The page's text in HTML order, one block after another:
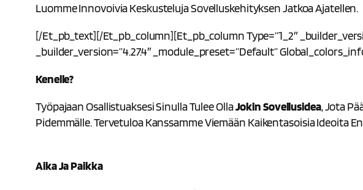
Luomme Innovoivia Keskusteluja Sovelluskehityksen Jatkoa Ajatellen.
[/et_pb_text][/et_pb_column][et_pb_column Type=”1_2″
_builder_version=”4.27.4″ _module_preset=”default”
Kenelle?
Työpajaan Osallistuaksesi Sinulla Tulee OllaJokin Sovellusidea, Jota
Pidemmälle. Tervetuloa Kanssamme Viemään Kaikentasoisia Ideoita
Aika Ja Paikka